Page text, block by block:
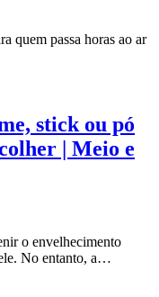
quem passa horas ao ar
stick ou pó
| Meio e
o envelhecimento
No entanto, a…